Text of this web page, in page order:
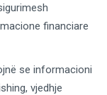
financiare
se informacioni
vjedhje